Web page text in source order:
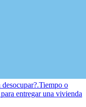
Tiempo o
entregar una vivienda